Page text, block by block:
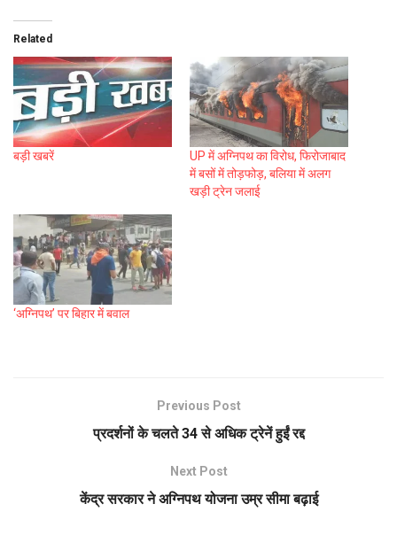
Related
बड़ी खबरें
UP में अग्निपथ का विरोध, फिरोजाबाद
में बसों में तोड़फोड़, बलिया में अलग
खड़ी ट्रेन जलाई
‘अग्निपथ’ पर बिहार में बवाल
Previous Post
प्रदर्शनों के चलते 34 से अधिक ट्रेनें हुईं रद्द
Next Post
केंद्र सरकार ने अग्निपथ योजना उम्र सीमा बढ़ाई